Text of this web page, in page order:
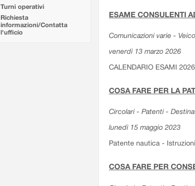
Turni operativi
Richiesta
informazioni/Contatta
l'ufficio
ESAME CONSULENTI
Comunicazioni varie -
venerdì 13 marzo 2026
CALENDARIO ESAMI 2026
COSA FARE PER LA
Circolari - Patenti -
lunedì 15 maggio 2023
Patente nautica -
COSA FARE PER